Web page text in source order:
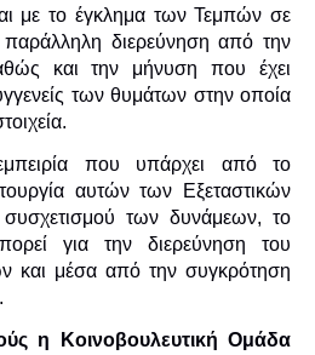
με το έγκλημα των Τεμπών σε
διερεύνηση από την
και την μήνυση που έχει
των θυμάτων στην οποία
που υπάρχει από το
αυτών των Εξεταστικών
των δυνάμεων, το
για την διερεύνηση του
και μέσα από την συγκρότηση
η Κοινοβουλευτική Ομάδα